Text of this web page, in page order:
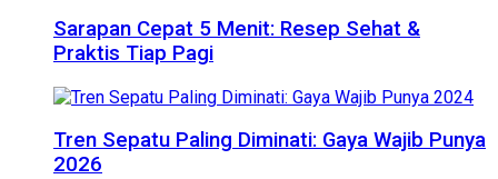
Sarapan Cepat 5 Menit: Resep Sehat &
Praktis Tiap Pagi
Tren Sepatu Paling Diminati: Gaya Wajib Punya
2026